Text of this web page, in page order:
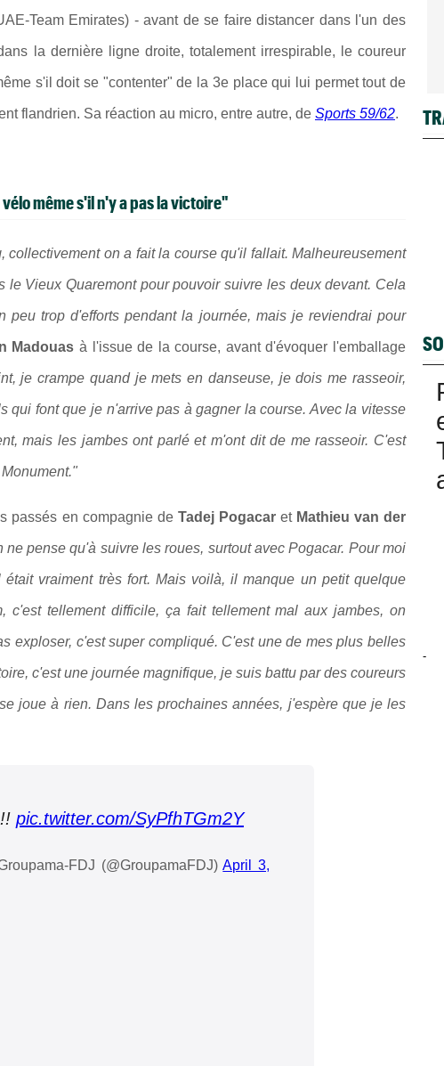
Team Emirates) - avant de se faire distancer dans l'un des
la dernière ligne droite, totalement irrespirable, le coureur
s'il doit se "contenter" de la 3e place qui lui permet tout de
flandrien. Sa réaction au micro, entre autre, de Sports 59/62.
même s'il n'y a pas la victoire"
collectivement on a fait la course qu'il fallait. Malheureusement
Vieux Quaremont pour pouvoir suivre les deux devant. Cela
trop d'efforts pendant la journée, mais je reviendrai pour
Madouas à l'issue de la course, avant d'évoquer l'emballage
je crampe quand je mets en danseuse, je dois me rasseoir,
qui font que je n'arrive pas à gagner la course. Avec la vitesse
mais les jambes ont parlé et m'ont dit de me rasseoir. C'est
passés en compagnie de Tadej Pogacaret Mathieu van der
ne pense qu'à suivre les roues, surtout avec Pogacar. Pour moi
vraiment très fort. Mais voilà, il manque un petit quelque
c'est tellement difficile, ça fait tellement mal aux jambes, on
exploser, c'est super compliqué. C'est une de mes plus belles
c'est une journée magnifique, je suis battu par des coureurs
joue à rien. Dans les prochaines années, j'espère que je les
pic.twitter.com/SyPfhTGm2Y
FDJ (@GroupamaFDJ)April 3,
-